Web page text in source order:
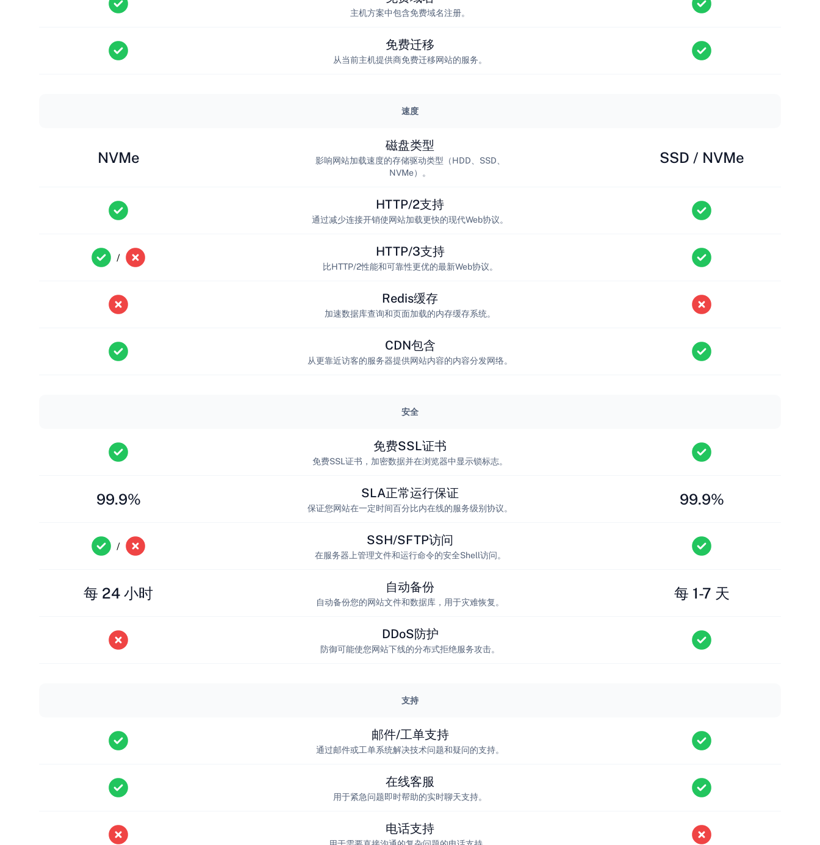
主机方案中包含免费域名注册。
免费迁移
从当前主机提供商免费迁移网站的服务。
速度
NVMe
磁盘类型
影响网站加载速度的存储驱动类型（HDD、SSD、
NVMe）。
SSD / NVMe
HTTP/2支持
通过减少连接开销使网站加载更快的现代Web协议。
/ HTTP/3支持
比HTTP/2性能和可靠性更优的最新Web协议。
Redis缓存
加速数据库查询和页面加载的内存缓存系统。
CDN包含
从更靠近访客的服务器提供网站内容的内容分发网络。
安全
免费SSL证书
免费SSL证书，加密数据并在浏览器中显示锁标志。
99.9% SLA正常运行保证
保证您网站在一定时间百分比内在线的服务级别协议。
99.9%
/ SSH/SFTP访问
在服务器上管理文件和运行命令的安全Shell访问。
每 24 小时 自动备份
自动备份您的网站文件和数据库，用于灾难恢复。
每 1-7 天
DDoS防护
防御可能使您网站下线的分布式拒绝服务攻击。
支持
邮件/工单支持
通过邮件或工单系统解决技术问题和疑问的支持。
在线客服
用于紧急问题即时帮助的实时聊天支持。
电话支持